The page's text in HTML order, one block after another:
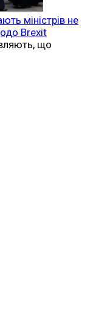
міністрів не
Brexit
що